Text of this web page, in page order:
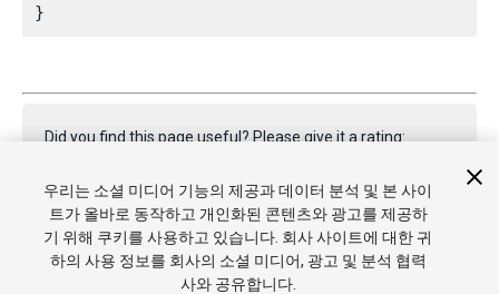
Did you find this page useful? Please give it a rating:
Report a problem on this page
우리는 소셜 미디어 기능의 제공과 데이터 분석 및 본 사이
트가 올바로 동작하고 개인화된 콘텐츠와 광고를 제공하
기 위해 쿠키를 사용하고 있습니다. 회사 사이트에 대한 귀
하의 사용 정보를 회사의 소셜 미디어, 광고 및 분석 협력
사와 공유합니다.